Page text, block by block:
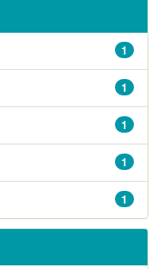
1
1
1
1
1